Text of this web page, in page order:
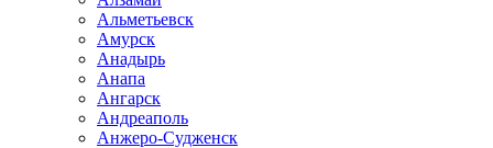
Альметьевск
Амурск
Анадырь
Анапа
Ангарск
Андреаполь
Анжеро-Судженск